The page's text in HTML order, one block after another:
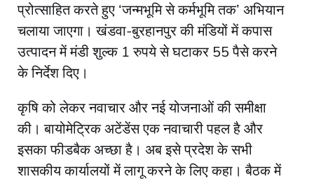
प्रोत्साहित करते हुए ‘जन्मभूमि से कर्मभूमि तक’ अभियान
चलाया जाएगा। खंडवा-बुरहानपुर की मंडियों में कपास
उत्पादन में मंडी शुल्क 1 रुपये से घटाकर 55 पैसे करने
के निर्देश दिए।
कृषि को लेकर नवाचार और नई योजनाओं की समीक्षा
की। बायोमेट्रिक अटेंडेंस एक नवाचारी पहल है और
इसका फीडबैक अच्छा है। अब इसे प्रदेश के सभी
शासकीय कार्यालयों में लागू करने के लिए कहा। बैठक में